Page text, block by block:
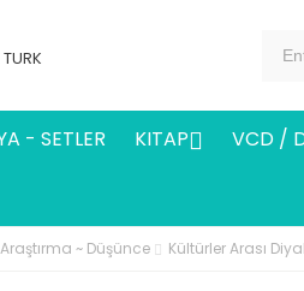
- SETLER KITAP VCD /
Araştırma ~ Düşünce Kültürler Arası